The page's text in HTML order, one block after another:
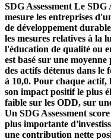
SDG Assessment Le SDG
mesure les entreprises
de développement
les mesures relatives à la
l'éducation de qualité ou
est basé sur une moyenne
des actifs détenus dans le
à 10,0. Pour chaque actif,
son impact positif le plus
faible sur les ODD, sur
Un SDG Assessment
plus importante
une contribution nette